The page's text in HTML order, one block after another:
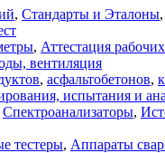
, Стандарты и Эталоны,
, Аттестация
вентиляция
, асфальтобетонов,
испытания и
Спектроанализаторы,
тестеры, Аппараты